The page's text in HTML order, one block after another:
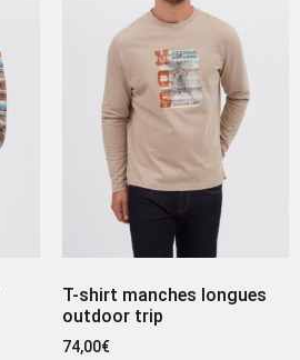
T-shirt manches longues
outdoor trip
74,00€